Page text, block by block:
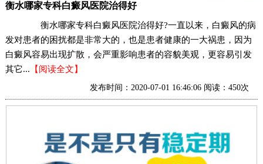
衡水哪家专科白癜风医院治得好
衡水哪家专科白癜风医院治得好?一直以来，白癜风的病
发对患者的困扰都是非常大的，也是患者健康的一大祸患，因为
白癜风容易出现扩散，会严重影响患者的容貌美观，更容易引发
其它... 【阅读全文】
发布时间：2020-07-01 16:46:06 阅读：450次